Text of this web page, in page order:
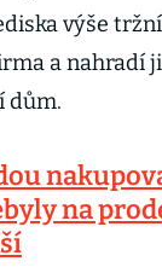
výše
a nahradí
dům.
na